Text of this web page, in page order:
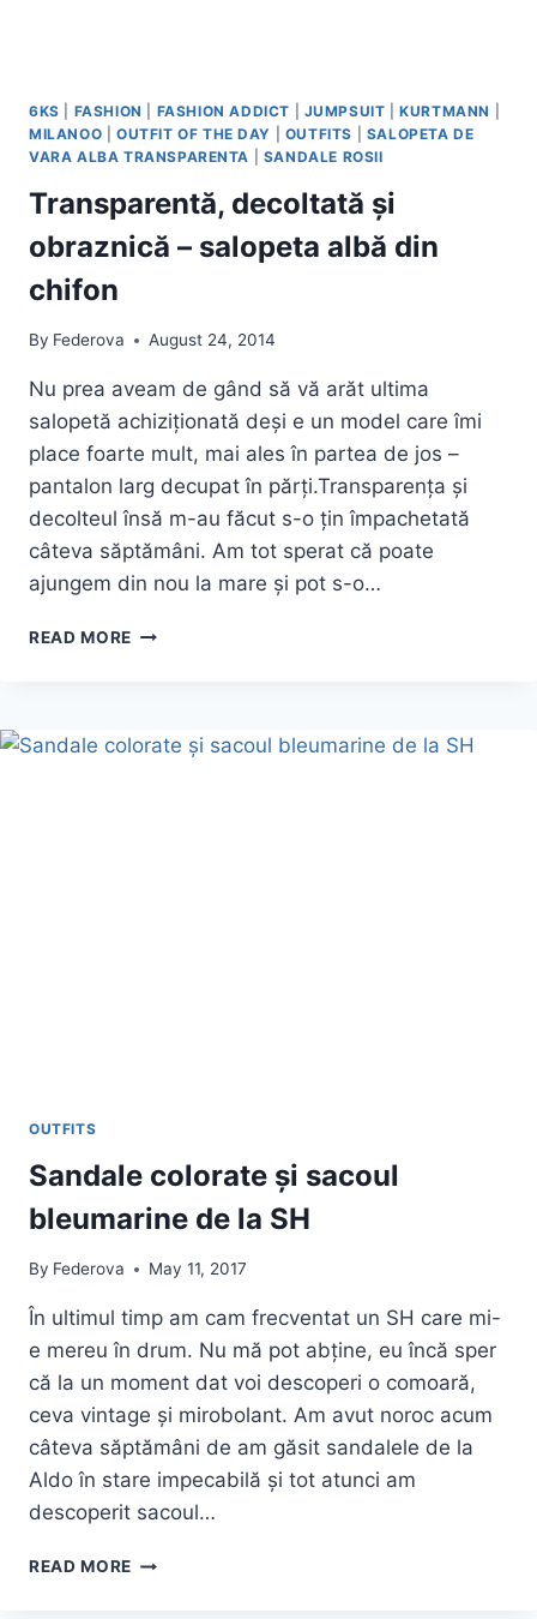
6KS FASHION FASHION ADDICT JUMPSUIT |KURTMANN
MILANOO
OUTFIT OF THE DAY OUTFITS
SALOPETA DE
VARA ALBA TRANSPARENTA
SANDALE ROSII
Transparentă, decoltată și
obraznică – salopeta albă din
chifon
By Federova August 24, 2014
Nu prea aveam de gând să vă arăt ultima
salopetă achiziționată deși e un model care îmi
place foarte mult, mai ales în partea de jos –
pantalon larg decupat în părți.Transparența și
decolteul însă m-au făcut s-o țin împachetată
câteva săptămâni. Am tot sperat că poate
ajungem din nou la mare și pot s-o…
READ MORE TRANSPARENTĂ,
SALOPETA
OUTFITS
Sandale colorate și sacoul
bleumarine de la SH
By Federova May 11, 2017
În ultimul timp am cam frecventat un SH care mi-
e mereu în drum. Nu mă pot abține, eu încă sper
că la un moment dat voi descoperi o comoară,
ceva vintage și mirobolant. Am avut noroc acum
câteva săptămâni de am găsit sandalele de la
Aldo în stare impecabilă și tot atunci am
descoperit sacoul…
READ MORE SANDALE